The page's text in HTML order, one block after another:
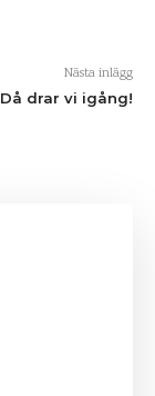
Nästa inlägg
Då drar vi igång!